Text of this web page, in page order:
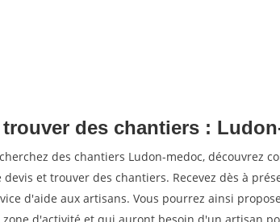
des chantiers :
des chantiers Ludon-medoc, découvrez
et trouver des chantiers. Recevez dès à
d'aide aux artisans. Vous pourrez ainsi